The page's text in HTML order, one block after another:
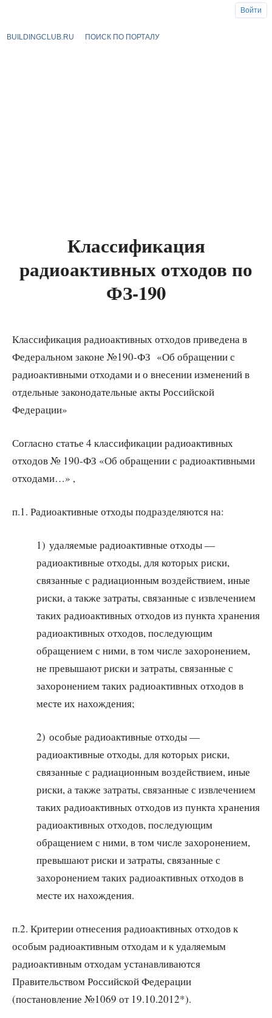
BUILDINGCLUB.RU ПОИСК ПО ПОРТАЛУ
Классификация
радиоактивных отходов по
ФЗ-190
Классификация радиоактивных отходов приведена в
Федеральном законе №190-ФЗ «Об обращении с
радиоактивными отходами и о внесении изменений в
отдельные законодательные акты Российской
Федерации»
Согласно статье 4 классификации радиоактивных
отходов № 190-ФЗ «Об обращении с радиоактивными
отходами…» ,
п.1. Радиоактивные отходы подразделяются на:
1) удаляемые радиоактивные отходы —
радиоактивные отходы, для которых риски,
связанные с радиационным воздействием, иные
риски, а также затраты, связанные с извлечением
таких радиоактивных отходов из пункта хранения
радиоактивных отходов, последующим
обращением с ними, в том числе захоронением,
не превышают риски и затраты, связанные с
захоронением таких радиоактивных отходов в
месте их нахождения;
2) особые радиоактивные отходы —
радиоактивные отходы, для которых риски,
связанные с радиационным воздействием, иные
риски, а также затраты, связанные с извлечением
таких радиоактивных отходов из пункта хранения
радиоактивных отходов, последующим
обращением с ними, в том числе захоронением,
превышают риски и затраты, связанные с
захоронением таких радиоактивных отходов в
месте их нахождения.
п.2. Критерии отнесения радиоактивных отходов к
особым радиоактивным отходам и к удаляемым
радиоактивным отходам устанавливаются
Правительством Российской Федерации
(постановление №1069 от 19.10.2012*).
Войти